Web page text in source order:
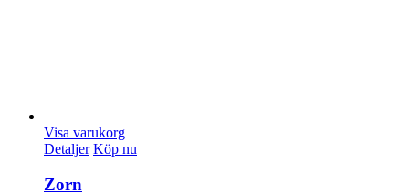
Visa varukorg
Detaljer Köp nu
Zorn